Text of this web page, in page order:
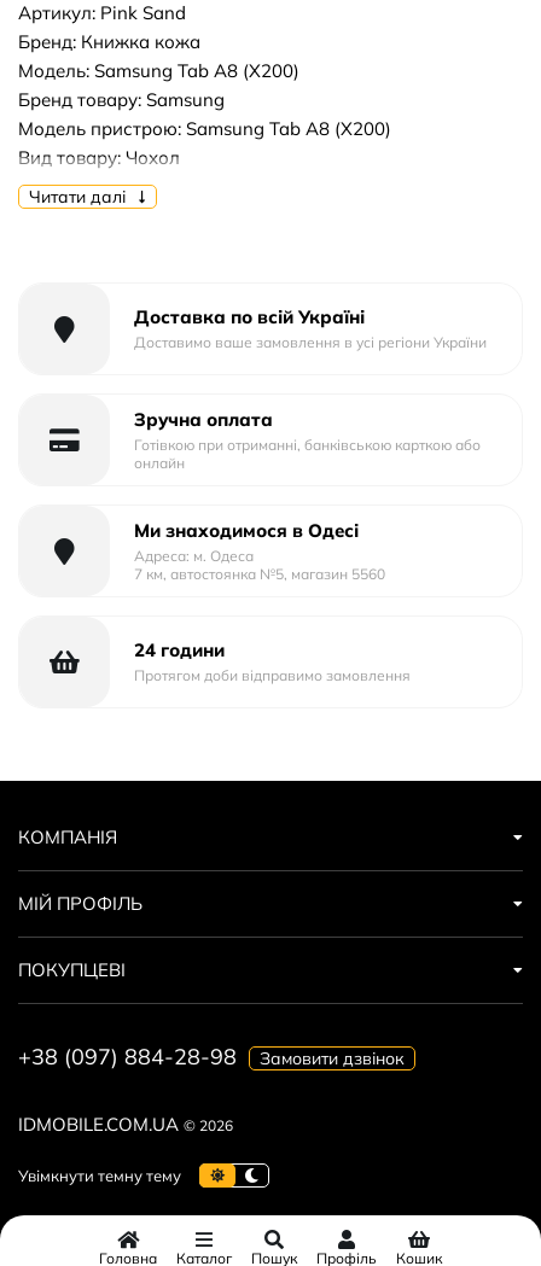
Артикул: Pink Sand
Бренд: Книжка кожа
Модель: Samsung Tab A8 (X200)
Бренд товару: Samsung
Модель пристрою: Samsung Tab A8 (X200)
Вид товару: Чохол
Форм-фактор: Книга
Тип матеріалу: Пластик+Силікон
Читати далі
Доставка по всій Україні
Доставимо ваше замовлення в усі регіони України
Зручна оплата
Готівкою при отриманні, банківською карткою або
онлайн
Ми знаходимося в Одесі
Адреса: м. Одеса
7 км, автостоянка №5, магазин 5560
24 години
Протягом доби відправимо замовлення
IDMOBILE.COM.UA © 2026
КОМПАНІЯ
МІЙ ПРОФІЛЬ
ПОКУПЦЕВІ
+38 (097) 884-28-98 Замовити дзвінок
Головна Каталог Пошук Профіль Кошик